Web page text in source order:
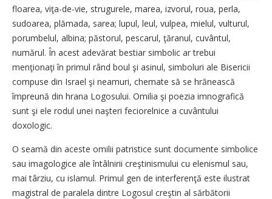
floarea, viţa-de-vie, strugurele, marea, izvorul, roua, perla,
sudoarea, plămada, sarea; lupul, leul, vulpea, mielul, vulturul,
porumbelul, albina; păstorul, pescarul, ţăranul, cuvântul,
numărul. În acest adevărat bestiar simbolic ar trebui
menţionaţi în primul rând boul şi asinul, simboluri ale Bisericii
compuse din Israel şi neamuri, chemate să se hrănească
împreună din hrana Logosului. Omilia şi poezia imnografică
sunt şi ele rodul unei naşteri feciorelnice a cuvântului
doxologic.
O seamă din aceste omilii patristice sunt documente simbolice
sau imagologice ale întâlnirii creştinismului cu elenismul sau,
mai târziu, cu islamul. Primul gen de interferenţă este ilustrat
magistral de paralela dintre Logosul creştin al sărbătorii